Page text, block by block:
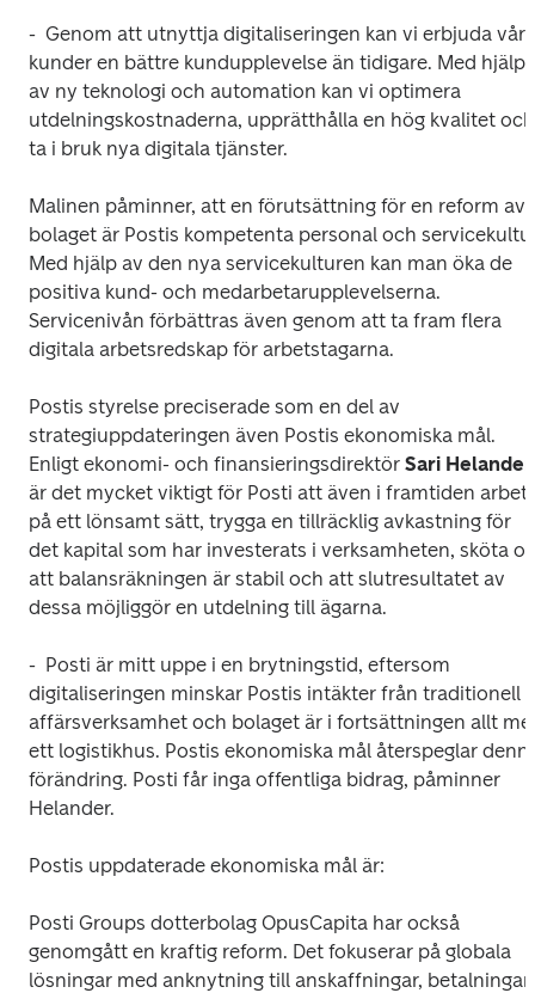
-  Genom att utnyttja digitaliseringen kan vi erbjuda våra
kunder en bättre kundupplevelse än tidigare. Med hjälp
av ny teknologi och automation kan vi optimera
utdelningskostnaderna, upprätthålla en hög kvalitet och
ta i bruk nya digitala tjänster.
Malinen påminner, att en förutsättning för en reform av
bolaget är Postis kompetenta personal och
Med hjälp av den nya servicekulturen kan man öka de
positiva kund- och medarbetarupplevelserna.
Servicenivån förbättras även genom att ta fram flera
digitala arbetsredskap för arbetstagarna.
Postis styrelse preciserade som en del av
strategiuppdateringen även Postis ekonomiska mål.
Enligt ekonomi- och finansieringsdirektör Sari Helander
är det mycket viktigt för Posti att även i framtiden
på ett lönsamt sätt, trygga en tillräcklig avkastning för
det kapital som har investerats i verksamheten, sköta
att balansräkningen är stabil och att slutresultatet av
dessa möjliggör en utdelning till ägarna.
-  Posti är mitt uppe i en brytningstid, eftersom
digitaliseringen minskar Postis intäkter från traditionell
affärsverksamhet och bolaget är i fortsättningen allt
ett logistikhus. Postis ekonomiska mål återspeglar
förändring. Posti får inga offentliga bidrag, påminner
Helander.
Postis uppdaterade ekonomiska mål är:
Posti Groups dotterbolag OpusCapita har också
genomgått en kraftig reform. Det fokuserar på globala
lösningar med anknytning till anskaffningar, betalningar